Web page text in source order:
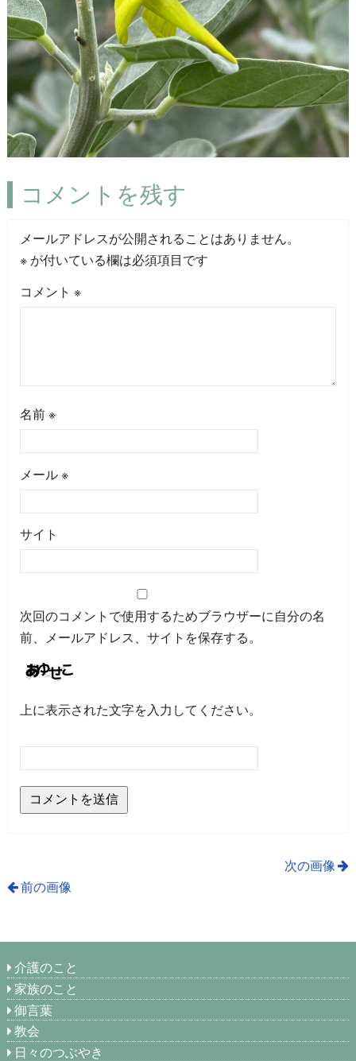
コメントを残す
メールアドレスが公開されることはありません。
※が付いている欄は必須項目です
コメント ※
名前 ※
メール ※
サイト
次回のコメントで使用するためブラウザーに自分の名
前、メールアドレス、サイトを保存する。
上に表示された文字を入力してください。
次の画像
前の画像
介護のこと
家族のこと
御言葉
教会
日々のつぶやき